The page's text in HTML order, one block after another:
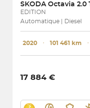
SKODA Octavia 2.0
EDITION
Automatique | Diesel
2020 ･ 101 461 km ･
17 884 €